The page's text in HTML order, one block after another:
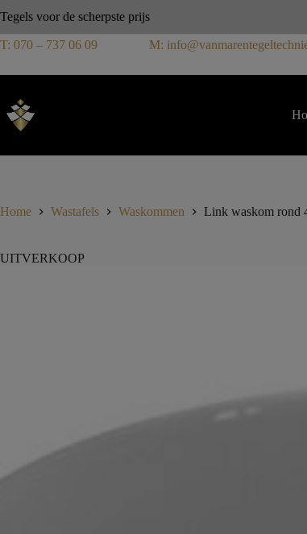
Tegels voor de scherpste prijs
T: 070 – 737 06 09 M:
Home Wastafels Waskommen Link waskom rond
UITVERKOOP